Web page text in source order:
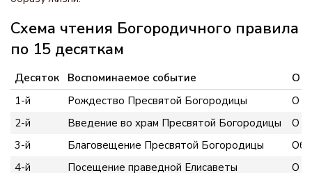
Схема чтения Богородичного правила
по 15 десяткам
Десяток Воспоминаемое событие
О
1-й
Рождество Пресвятой Богородицы
О
2-й
Введение во храм Пресвятой Богородицы
О
3-й
Благовещение Пресвятой Богородицы
Об
4-й
Посещение праведной Елисаветы
О